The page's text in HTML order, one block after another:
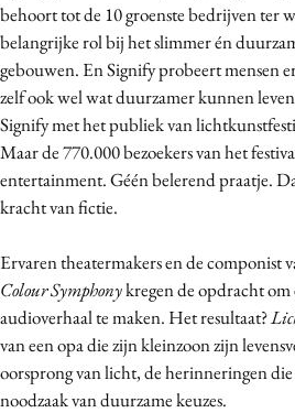
behoort tot de 10 groenste bedrijven ter
belangrijke rol bij het slimmer én
gebouwen. En Signify probeert mensen
zelf ook wel wat duurzamer kunnen
Signify met het publiek van
Maar de 770.000 bezoekers van het
entertainment. Géén belerend praatje.
kracht van fictie.
Ervaren theatermakers en de componist
Colour Symphonykregen de opdracht
audioverhaal te maken. Het resultaat?
van een opa die zijn kleinzoon zijn
oorsprong van licht, de herinneringen
noodzaak van duurzame keuzes.